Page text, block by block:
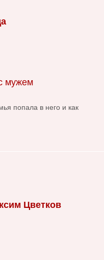
мужем
попала в него и как
Цветков